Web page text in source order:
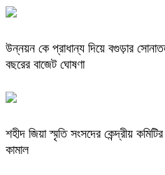
উন্নয়ন কে প্রাধান্য দিয়ে বগুড়ার
বছরের বাজেট ঘোষণা
শহীদ জিয়া স্মৃতি সংসদের কেন্দ্রীয়
কামাল